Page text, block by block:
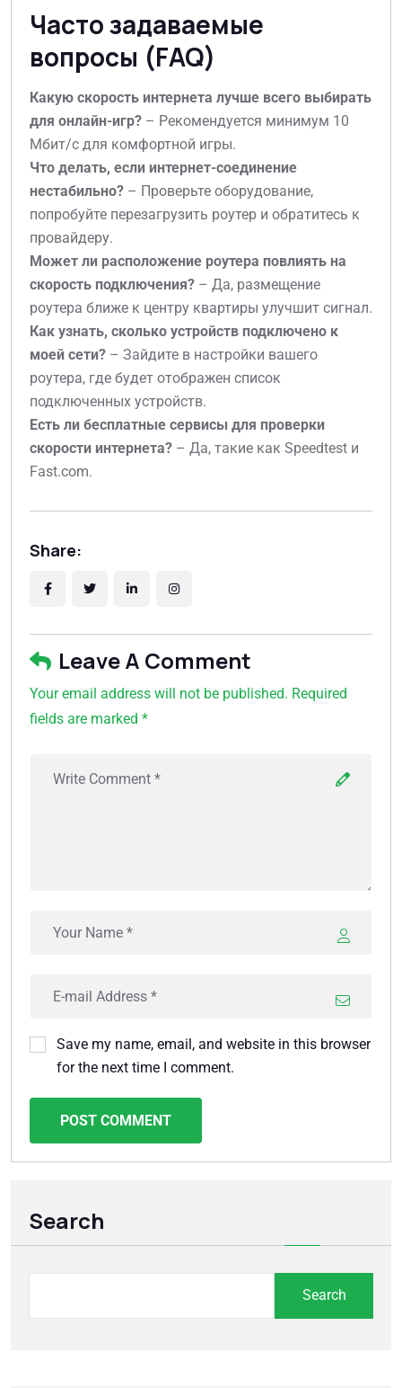
Часто задаваемые
вопросы (FAQ)
Какую скорость интернета лучше всего выбирать
для онлайн-игр? – Рекомендуется минимум 10
Мбит/с для комфортной игры.
Что делать, если интернет-соединение
нестабильно? – Проверьте оборудование,
попробуйте перезагрузить роутер и обратитесь к
провайдеру.
Может ли расположение роутера повлиять на
скорость подключения? – Да, размещение
роутера ближе к центру квартиры улучшит сигнал.
Как узнать, сколько устройств подключено к
моей сети? – Зайдите в настройки вашего
роутера, где будет отображен список
подключенных устройств.
Есть ли бесплатные сервисы для проверки
скорости интернета? – Да, такие как Speedtest и
Fast.com.
Share:
Leave A Comment
Your email address will not be published. Required
fields are marked *
Save my name, email, and website in this browser
for the next time I comment.
POST COMMENT
Search
Search